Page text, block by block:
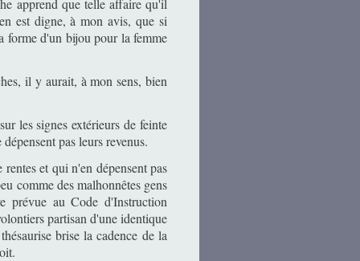
apprend que telle affaire qu'il
est digne, à mon avis, que si
forme d'un bijou pour la femme
il y aurait, à mon sens, bien
les signes extérieurs de feinte
pas leurs revenus.
et qui n'en dépensent pas
comme des malhonnêtes gens
prévue au Code d'Instruction
partisan d'une identique
brise la cadence de la